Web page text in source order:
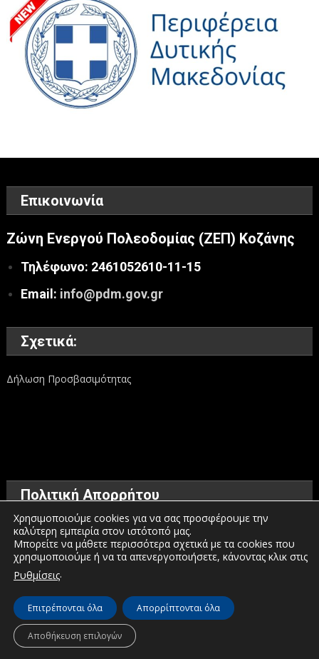
Επικοινωνία
Ζώνη Ενεργού Πολεοδομίας (ΖΕΠ) Κοζάνης
Τηλέφωνο: 2461052610-11-15
Email: info@pdm.gov.gr
Σχετικά:
Δήλωση Προσβασιμότητας
Πολιτική Απορρήτου
Όροι χρήσης
Πολιτική προστασίας προσωπικών δεδομένων
Πολιτική για τα Cookies
© Διεύθυνση Διαφάνειας & Ηλεκτρονικής Διακυβέρνησης | Περιφέρεια
Δυτικής Μακεδονίας | 2026
Χρησιμοποιούμε cookies για να σας προσφέρουμε την
καλύτερη εμπειρία στον ιστότοπό μας.
Μπορείτε να μάθετε περισσότερα σχετικά με τα cookies που
χρησιμοποιούμε ή να τα απενεργοποιήσετε, κάνοντας κλικ στις
Ρυθμίσεις.
Επιτρέπονται όλα Απορρίπτονται όλα
Αποθήκευση επιλογών